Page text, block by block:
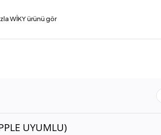
WİKY ürünü gör
UYUMLU)